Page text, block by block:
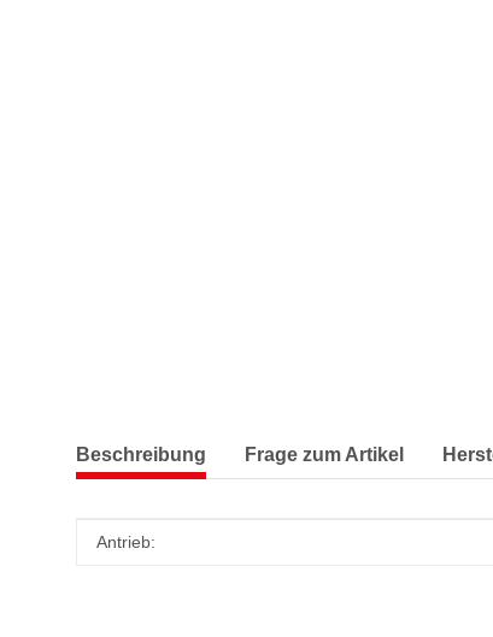
Beschreibung Frage zum Artikel
Produkteigenschaft
Wert
Antrieb: